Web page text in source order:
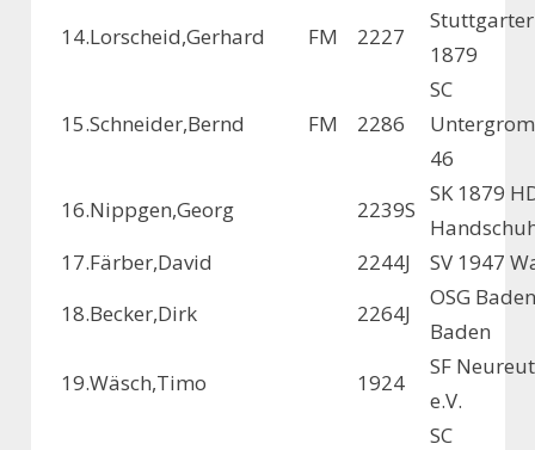
14.Lorscheid,Gerhard FM 2227
Stuttgarter
1879
15.Schneider,Bernd FM 2286
SC
46
16.Nippgen,Georg 2239S
SK 1879
17.Färber,David 2244J
SV 1947
18.Becker,Dirk 2264J
OSG
Baden
19.Wäsch,Timo 1924
SF
e.V.
SC